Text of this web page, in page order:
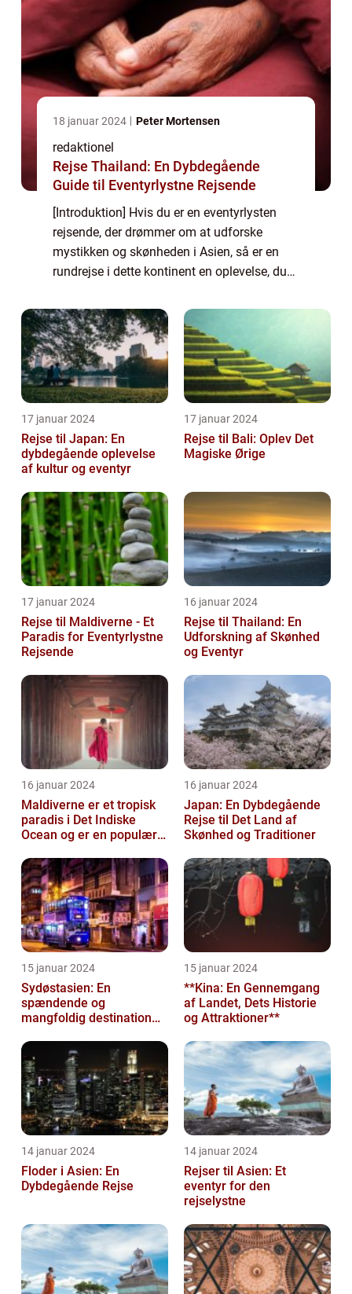
18 januar 2024 Peter Mortensen
redaktionel
Rejse Thailand: En Dybdegående
Guide til Eventyrlystne Rejsende
[Introduktion] Hvis du er en eventyrlysten
rejsende, der drømmer om at udforske
mystikken og skønheden i Asien, så er en
rundrejse i dette kontinent en oplevelse, du
kultur, storslåede natur og årtusinders his...
17 januar 2024
Rejse til Japan: En
dybdegående oplevelse
af kultur og eventyr
17 januar 2024
Rejse til Bali: Oplev Det
Magiske Ørige
17 januar 2024
Rejse til Maldiverne - Et
Paradis for Eventyrlystne
Rejsende
16 januar 2024
Rejse til Thailand: En
Udforskning af Skønhed
og Eventyr
16 januar 2024
Maldiverne er et tropisk
paradis i Det Indiske
Ocean og er en populær
og ev...
16 januar 2024
Japan: En Dybdegående
Rejse til Det Land af
Skønhed og Traditioner
15 januar 2024
Sydøstasien: En
spændende og
mangfoldig destination
rejsende
15 januar 2024
**Kina: En Gennemgang
af Landet, Dets Historie
og Attraktioner**
14 januar 2024
Floder i Asien: En
Dybdegående Rejse
14 januar 2024
Rejser til Asien: Et
eventyr for den
rejselystne